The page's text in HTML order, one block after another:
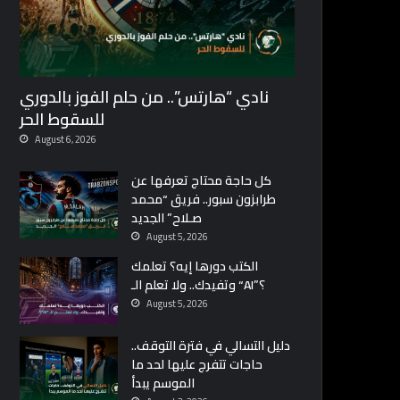
نادي “هارتس”.. من حلم الفوز بالدوري
للسقوط الحر
August 6, 2026
كل حاجة محتاج تعرفها عن
طرابزون سبور.. فريق “محمد
صـلاح” الجديد
August 5, 2026
الكتب دورها إيه؟ تعلمك
وتفيدك.. ولا تعلم الـ “AI”؟
August 5, 2026
دليل التسالي في فترة التوقف..
حاجات تتفرج عليها لحد ما
الموسم يبدأ